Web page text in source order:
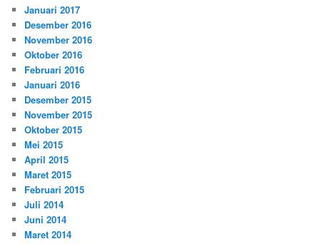
Januari 2017
Desember 2016
November 2016
Oktober 2016
Februari 2016
Januari 2016
Desember 2015
November 2015
Oktober 2015
Mei 2015
April 2015
Maret 2015
Februari 2015
Juli 2014
Juni 2014
Maret 2014